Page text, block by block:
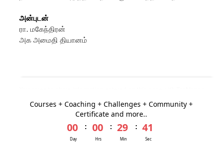
அன்புடன்
ரா. மகேந்திரன்
அக அமைதி தியானம்
PrivacyTerms
Courses + Coaching + Challenges + Community +
Certificate and more..
00
Day
: 00
Hrs
: 29
Min
: 41
Sec